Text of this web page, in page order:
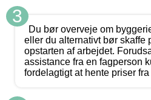
3
Du bør overveje om
eller du alternativt bør skaffe
opstarten af arbejdet.
assistance fra en fagperson
fordelagtigt at hente priser